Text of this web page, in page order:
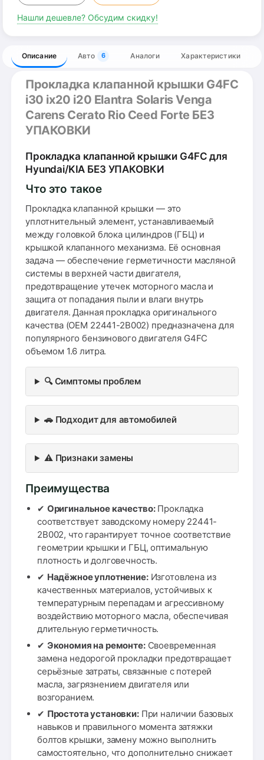
Нашли дешевле? Обсудим скидку!
Описание Авто 6 Аналоги Характеристики
Прокладка клапанной крышки G4FC
i30 ix20 i20 Elantra Solaris Venga
Carens Cerato Rio Ceed Forte БЕЗ
УПАКОВКИ
Прокладка клапанной крышки G4FC для
Hyundai/KIA БЕЗ УПАКОВКИ
Что это такое
Прокладка клапанной крышки — это
уплотнительный элемент, устанавливаемый
между головкой блока цилиндров (ГБЦ) и
крышкой клапанного механизма. Её основная
задача — обеспечение герметичности масляной
системы в верхней части двигателя,
предотвращение утечек моторного масла и
защита от попадания пыли и влаги внутрь
двигателя. Данная прокладка оригинального
качества (OEM 22441-2B002) предназначена для
популярного бензинового двигателя G4FC
объемом 1.6 литра.
🔍 Симптомы проблем
🚗 Подходит для автомобилей
⚠️ Признаки замены
Преимущества
✔ Оригинальное качество:Прокладка
соответствует заводскому номеру 22441-
2B002, что гарантирует точное соответствие
геометрии крышки и ГБЦ, оптимальную
плотность и долговечность.
✔ Надёжное уплотнение:Изготовлена из
качественных материалов, устойчивых к
температурным перепадам и агрессивному
воздействию моторного масла, обеспечивая
длительную герметичность.
✔ Экономия на ремонте:Своевременная
замена недорогой прокладки предотвращает
серьёзные затраты, связанные с потерей
масла, загрязнением двигателя или
возгоранием.
✔ Простота установки:При наличии базовых
навыков и правильного момента затяжки
болтов крышки, замену можно выполнить
самостоятельно, что дополнительно снижает